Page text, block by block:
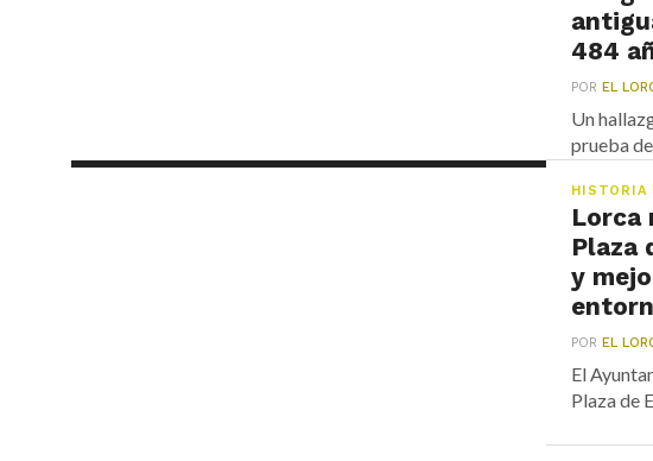
484
POR EL
Un
prueba
HISTORIA
Lorca
Plaza
y
POR EL
El
Plaza de